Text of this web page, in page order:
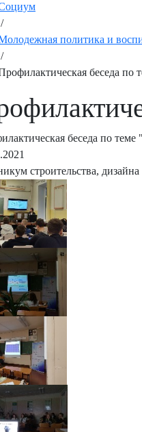
/
политика и
/
беседа по
беседа по
строительства,